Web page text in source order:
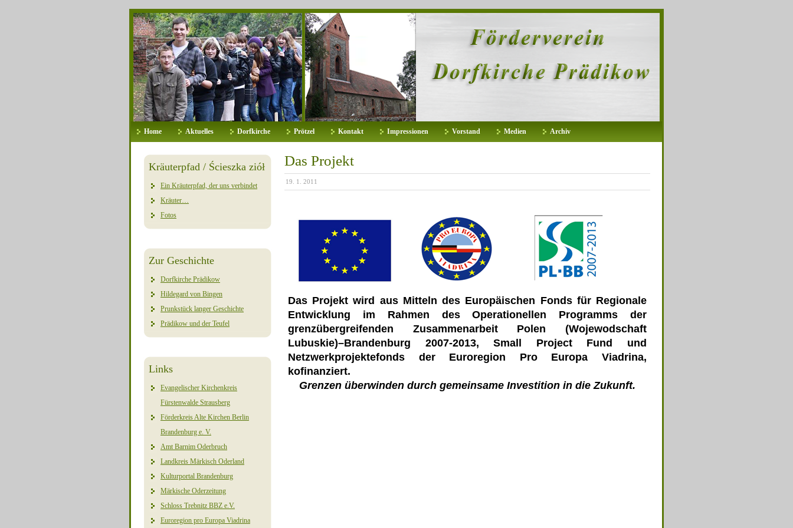
Home Aktuelles Dorfkirche Prötzel Kontakt Impressionen Vorstand Medien Archiv
Kräuterpfad / Ścieszka ziół
Ein Kräuterpfad, der uns verbindet
Kräuter…
Fotos
Zur Geschichte
Dorfkirche Prädikow
Hildegard von Bingen
Prunkstück langer Geschichte
Prädikow und der Teufel
Links
Evangelischer Kirchenkreis
Fürstenwalde Strausberg
Förderkreis Alte Kirchen Berlin
Brandenburg e. V.
Amt Barnim Oderbruch
Landkreis Märkisch Oderland
Kulturportal Brandenburg
Märkische Oderzeitung
Schloss Trebnitz BBZ e.V.
Euroregion pro Europa Viadrina
Das Projekt
19. 1. 2011
Das Projekt wird aus Mitteln des Europäischen Fonds für Regionale
Entwicklung im Rahmen des Operationellen Programms der
grenzübergreifenden Zusammenarbeit Polen (Wojewodschaft
Lubuskie)–Brandenburg 2007-2013, Small Project Fund und
Netzwerkprojektefonds der Euroregion Pro Europa Viadrina,
kofinanziert.
Grenzen überwinden durch gemeinsame Investition in die Zukunft.